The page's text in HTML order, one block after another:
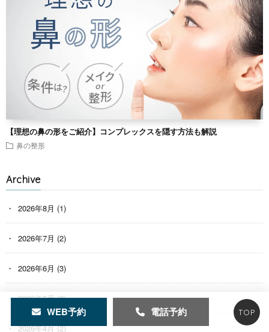
【理想の鼻の形をご紹介】コンプレックスを隠す方法も解説
鼻の整形
Archive
2026年8月 (1)
2026年7月 (2)
2026年6月 (3)
2026年5月(2)
2026年4月(2)
WEB予約 電話予約 TOP